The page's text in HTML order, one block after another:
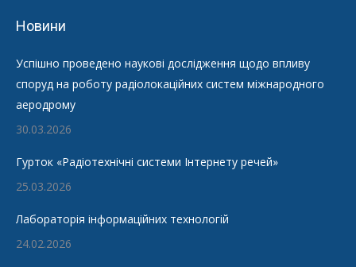
Новини
Успішно проведено наукові дослідження щодо впливу
споруд на роботу радіолокаційних систем міжнародного
аеродрому
30.03.2026
Гурток «Радіотехнічні системи Інтернету речей»
25.03.2026
Лабораторія інформаційних технологій
24.02.2026